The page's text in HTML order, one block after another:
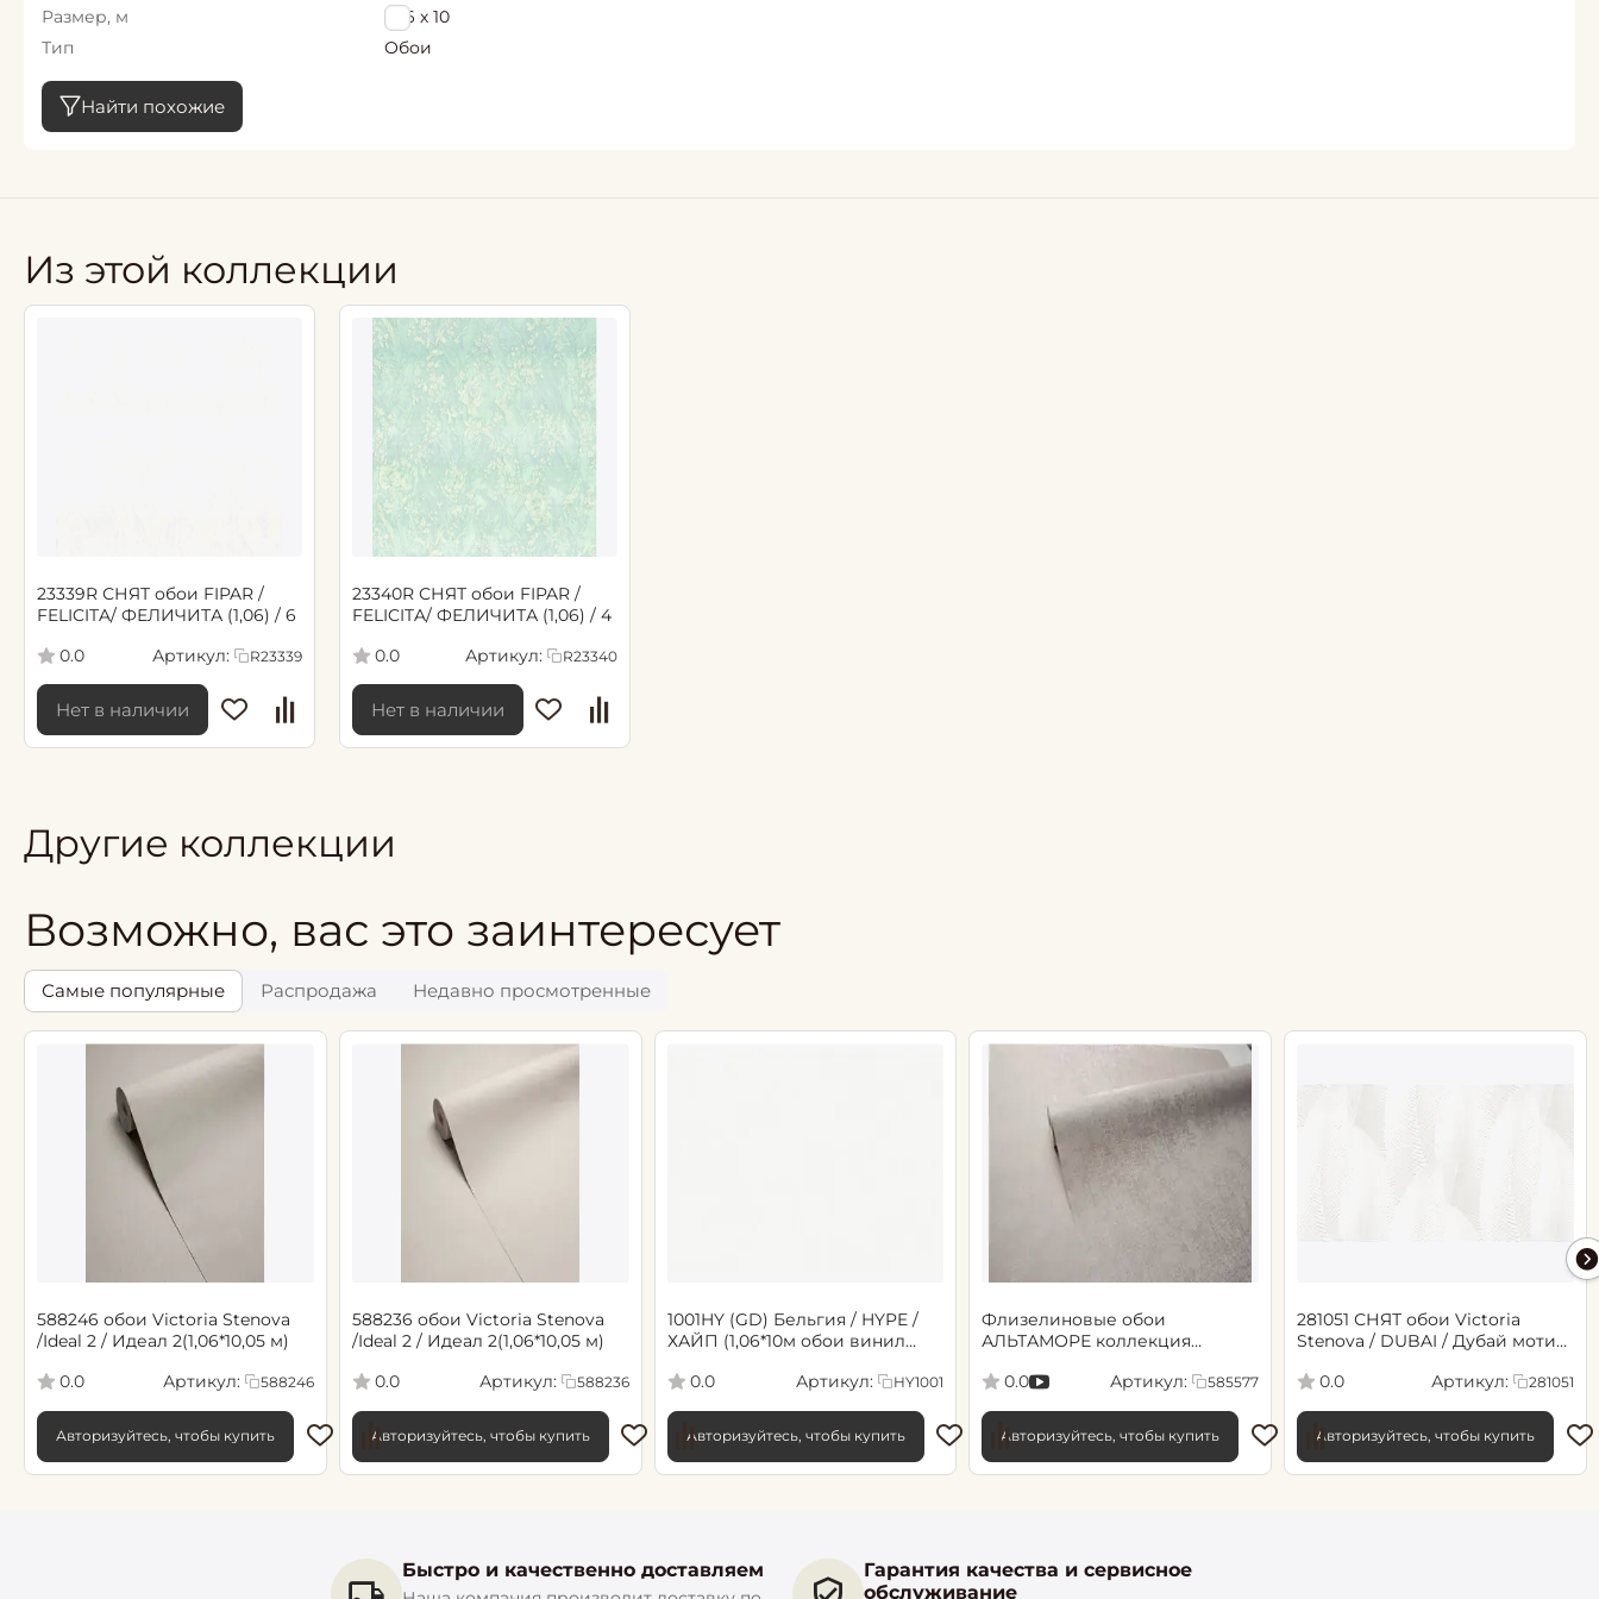
Размер, м
1,06 х 10
Тип
Обои
Найти похожие
Из этой коллекции
23339R СНЯТ обои FIPAR /
FELICITA/ ФЕЛИЧИТА (1,06) / 6
0.0
Артикул: R23339
Нет в наличии
23340R СНЯТ обои FIPAR /
FELICITA/ ФЕЛИЧИТА (1,06) / 4
0.0
Артикул: R23340
Нет в наличии
Другие коллекции
Возможно, вас это заинтересует
Самые популярные Распродажа Недавно просмотренные
588246 обои Victoria Stenova
/Ideal 2 / Идеал 2(1,06*10,05 м)
0.0
Артикул: 588246
Авторизуйтесь, чтобы купить
588236 обои Victoria Stenova
/Ideal 2 / Идеал 2(1,06*10,05 м)
0.0
Артикул: 588236
Авторизуйтесь, чтобы купить
1001HY (GD) Бельгия / HYPE /
ХАЙП (1,06*10м обои винил
0.0
Артикул: HY1001
Авторизуйтесь, чтобы купить
Флизелиновые обои
АЛЬТАМОРЕ коллекция
0.0
Артикул: 585577
Авторизуйтесь, чтобы купить
281051 СНЯТ обои Victoria
Stenova / DUBAI / Дубай мотив
0.0
Артикул: 281051
Авторизуйтесь, чтобы купить
Быстро и качественно доставляем
Гарантия качества и сервисное
обслуживание